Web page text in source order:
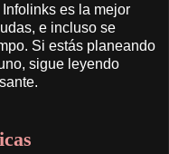
es la mejor
e incluso se
Si estás planeando
sigue leyendo